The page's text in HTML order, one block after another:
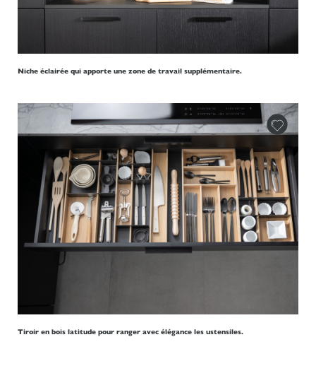
Niche éclairée qui apporte une zone de travail supplémentaire.
Tiroir en bois latitude pour ranger avec élégance les ustensiles.